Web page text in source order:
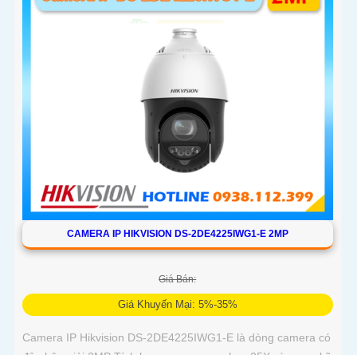
CAMERA IP HIKVISION DS-2DE4225IWG1-E 2MP
Giá Bán:
Giá Khuyến Mại: 5%-35%
Camera IP Hikvision DS-2DE4225IWG1-E là dòng camera có